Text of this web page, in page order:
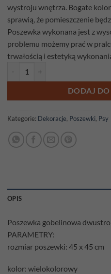
wystroju wnętrza. Bogate
sprawią, że pomieszczenie
Poszewka wykonana jest z
problemu możemy prać w
trwałością i estetyką
DODAJ
Kategorie: Dekoracje, Poszewki, Psy
OPIS
Poszewka gobelinowa
PARAMETRY:
rozmiar poszewki: 45 x 45 cm
kolor: wielokolorowy